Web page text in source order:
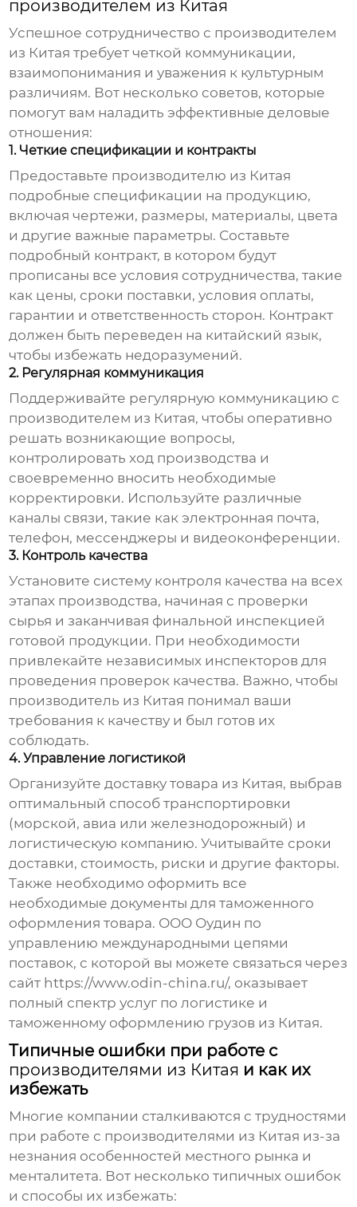
производителем из Китая
Успешное сотрудничество с производителем
из Китая требует четкой коммуникации,
взаимопонимания и уважения к культурным
различиям. Вот несколько советов, которые
помогут вам наладить эффективные деловые
отношения:
1. Четкие спецификации и контракты
Предоставьте производителю из Китая
подробные спецификации на продукцию,
включая чертежи, размеры, материалы, цвета
и другие важные параметры. Составьте
подробный контракт, в котором будут
прописаны все условия сотрудничества, такие
как цены, сроки поставки, условия оплаты,
гарантии и ответственность сторон. Контракт
должен быть переведен на китайский язык,
чтобы избежать недоразумений.
2. Регулярная коммуникация
Поддерживайте регулярную коммуникацию с
производителем из Китая, чтобы оперативно
решать возникающие вопросы,
контролировать ход производства и
своевременно вносить необходимые
корректировки. Используйте различные
каналы связи, такие как электронная почта,
телефон, мессенджеры и видеоконференции.
3. Контроль качества
Установите систему контроля качества на всех
этапах производства, начиная с проверки
сырья и заканчивая финальной инспекцией
готовой продукции. При необходимости
привлекайте независимых инспекторов для
проведения проверок качества. Важно, чтобы
производитель из Китая понимал ваши
требования к качеству и был готов их
соблюдать.
4. Управление логистикой
Организуйте доставку товара из Китая, выбрав
оптимальный способ транспортировки
(морской, авиа или железнодорожный) и
логистическую компанию. Учитывайте сроки
доставки, стоимость, риски и другие факторы.
Также необходимо оформить все
необходимые документы для таможенного
оформления товара. ООО Оудин по
управлению международными цепями
поставок, с которой вы можете связаться через
сайт https://www.odin-china.ru/, оказывает
полный спектр услуг по логистике и
таможенному оформлению грузов из Китая.
Типичные ошибки при работе с
производителями из Китая и как их
избежать
Многие компании сталкиваются с трудностями
при работе с производителями из Китая из-за
незнания особенностей местного рынка и
менталитета. Вот несколько типичных ошибок
и способы их избежать: